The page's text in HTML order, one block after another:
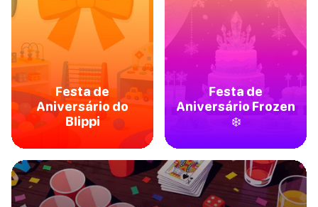
Festa de
Aniversário do
Blippi
Festa de
Aniversário Frozen
❄️